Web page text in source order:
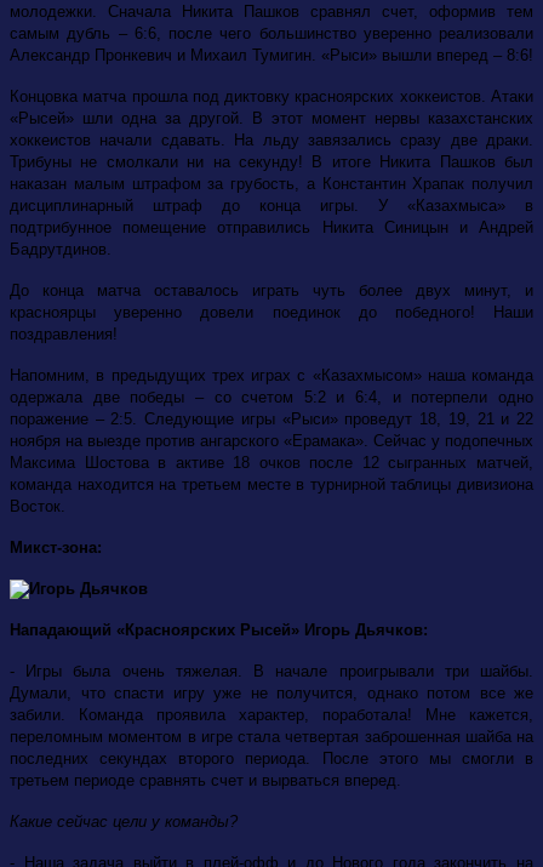
молодежки. Сначала Никита Пашков сравнял счет, оформив тем
самым дубль – 6:6, после чего большинство уверенно реализовали
Александр Пронкевич и Михаил Тумигин. «Рыси» вышли вперед – 8:6!
Концовка матча прошла под диктовку красноярских хоккеистов. Атаки
«Рысей» шли одна за другой. В этот момент нервы казахстанских
хоккеистов начали сдавать. На льду завязались сразу две драки.
Трибуны не смолкали ни на секунду! В итоге Никита Пашков был
наказан малым штрафом за грубость, а Константин Храпак получил
дисциплинарный штраф до конца игры. У «Казахмыса» в
подтрибунное помещение отправились Никита Синицын и Андрей
Бадрутдинов.
До конца матча оставалось играть чуть более двух минут, и
красноярцы уверенно довели поединок до победного! Наши
поздравления!
Напомним, в предыдущих трех играх с «Казахмысом» наша команда
одержала две победы – со счетом 5:2 и 6:4, и потерпели одно
поражение – 2:5. Следующие игры «Рыси» проведут 18, 19, 21 и 22
ноября на выезде против ангарского «Ерамака». Сейчас у подопечных
Максима Шостова в активе 18 очков после 12 сыгранных матчей,
команда находится на третьем месте в турнирной таблицы дивизиона
Восток.
Микст-зона:
Нападающий «Красноярских Рысей» Игорь Дьячков:
- Игры была очень тяжелая. В начале проигрывали три шайбы.
Думали, что спасти игру уже не получится, однако потом все же
забили. Команда проявила характер, поработала! Мне кажется,
переломным моментом в игре стала четвертая заброшенная шайба на
последних секундах второго периода. После этого мы смогли в
третьем периоде сравнять счет и вырваться вперед.
Какие сейчас цели у команды?
- Наша задача выйти в плей-офф и до Нового года закончить на